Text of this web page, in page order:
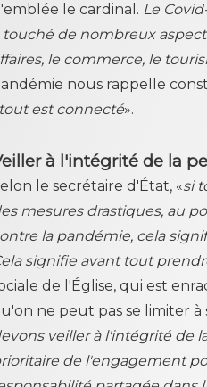
le cardinal. Le
touché de nombreux
le commerce, le
nous rappelle
tout est connecté».
à l'intégrité de la
le secrétaire d'État, «si
mesures drastiques, au
la pandémie, cela
signifie avant tout
de l'Église, qui est
ne peut pas se limiter
veiller à l'intégrité de
de l'engagement